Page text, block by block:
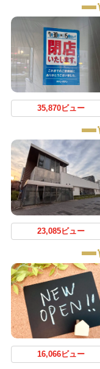
35,870ビュー
23,085ビュー
16,066ビュー